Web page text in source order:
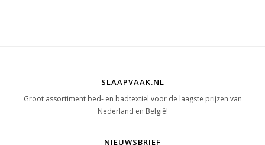
SLAAPVAAK.NL
Groot assortiment bed- en badtextiel voor de laagste prijzen van
Nederland en België!
NIEUWSBRIEF